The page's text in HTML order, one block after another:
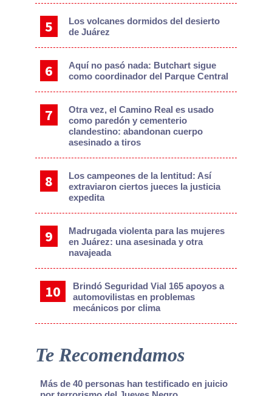
Los volcanes dormidos del desierto
de Juárez
Aquí no pasó nada: Butchart sigue
como coordinador del Parque Central
Otra vez, el Camino Real es usado
como paredón y cementerio
clandestino: abandonan cuerpo
asesinado a tiros
Los campeones de la lentitud: Así
extraviaron ciertos jueces la justicia
expedita
Madrugada violenta para las mujeres
en Juárez: una asesinada y otra
navajeada
Brindó Seguridad Vial 165 apoyos a
automovilistas en problemas
mecánicos por clima
Te Recomendamos
Más de 40 personas han testificado en juicio